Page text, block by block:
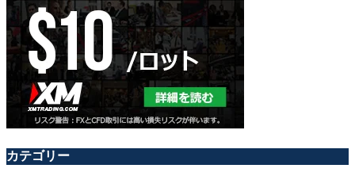
カテゴリー